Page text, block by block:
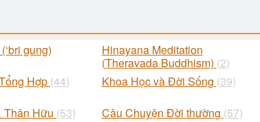
gung)
Hinayana Meditation
(Theravada Buddhism) (2)
Hợp (44) Khoa Học và Đời Sống (39)
Thân Hữu (53) Câu Chuyện Đời thường (57)